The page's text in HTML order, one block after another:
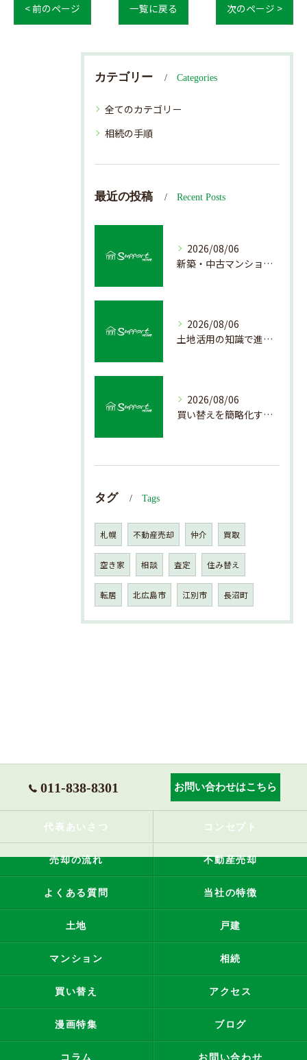
< 前のページ 一覧に戻る 次のページ >
カテゴリー Categories
全てのカテゴリー
相続の手順
最近の投稿 Recent Posts
2026/08/06
新築・中古マンション売却の価値を見極める査定方法
2026/08/06
土地活用の知識で進める不動産売却成功法
2026/08/06
買い替えを簡略化する不動産売却の流れ解説
タグ Tags
札幌 不動産売却 仲介 買取
空き家 相談 査定 住み替え
転居 北広島市 江別市 長沼町
011-838-8301 お問い合わせはこちら
代表あいさつ コンセプト
売却の流れ 不動産売却
よくある質問 当社の特徴
土地 戸建
マンション 相続
買い替え アクセス
漫画特集 ブログ
コラム お問い合わせ